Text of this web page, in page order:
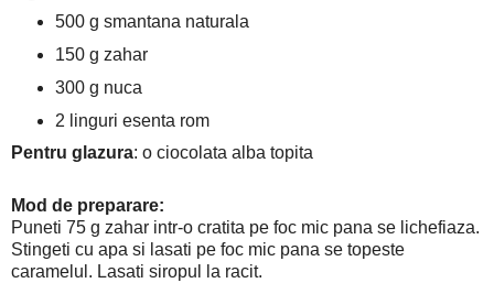
500 g smantana naturala
150 g zahar
300 g nuca
2 linguri esenta rom
Pentru glazura: o ciocolata alba topita
Mod de preparare:
Puneti 75 g zahar intr-o cratita pe foc mic pana se lichefiaza.
Stingeti cu apa si lasati pe foc mic pana se topeste
caramelul. Lasati siropul la racit.